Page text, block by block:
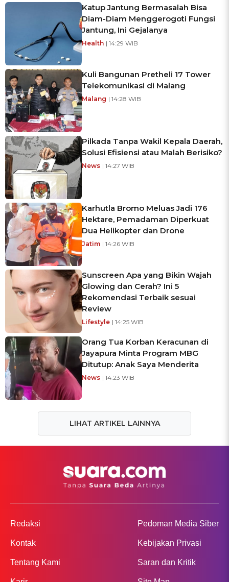
Katup Jantung Bermasalah Bisa
Diam-Diam Menggerogoti Fungsi
Jantung, Ini Gejalanya
Health | 14:29 WIB
Kuli Bangunan Pretheli 17 Tower
Telekomunikasi di Malang
Malang | 14:28 WIB
Pilkada Tanpa Wakil Kepala Daerah,
Solusi Efisiensi atau Malah Berisiko?
News | 14:27 WIB
Karhutla Bromo Meluas Jadi 176
Hektare, Pemadaman Diperkuat
Dua Helikopter dan Drone
Jatim | 14:26 WIB
Sunscreen Apa yang Bikin Wajah
Glowing dan Cerah? Ini 5
Rekomendasi Terbaik sesuai
Review
Lifestyle | 14:25 WIB
Orang Tua Korban Keracunan di
Jayapura Minta Program MBG
Ditutup: Anak Saya Menderita
News | 14:23 WIB
LIHAT ARTIKEL LAINNYA
Redaksi
Kontak
Tentang Kami
Pedoman Media Siber
Kebijakan Privasi
Saran dan Kritik